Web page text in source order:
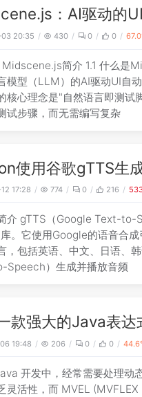
：AI驱动的
20:35 430 0 0
Midscene.js简介 1.1 什么是
模型（LLM）的AI驱动UI自
核心理念是"自然语言即测试
试步骤，而无需编写复杂
使用谷歌gTTS生
17:28 774 0 216
介 gTTS（Google Text-to-
。它使用Google的语音合
，包括英语、中文、日语、
Speech）生成并播放音频
款强大的Java表达
19:48 206 0 0
开发中，经常需要处理动
灵活性，而 MVEL